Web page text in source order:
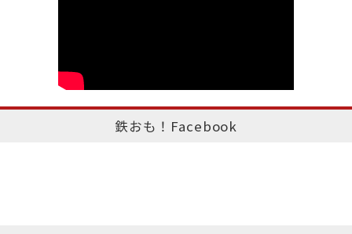
鉄おも！Facebook